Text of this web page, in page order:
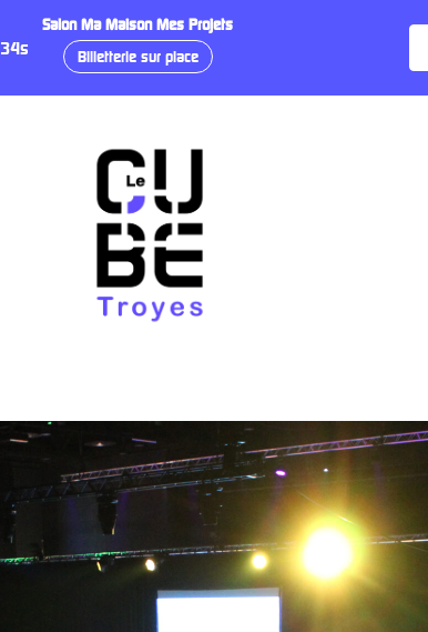
33s
Salon Ma Maison Mes Projets
Billetterie sur place